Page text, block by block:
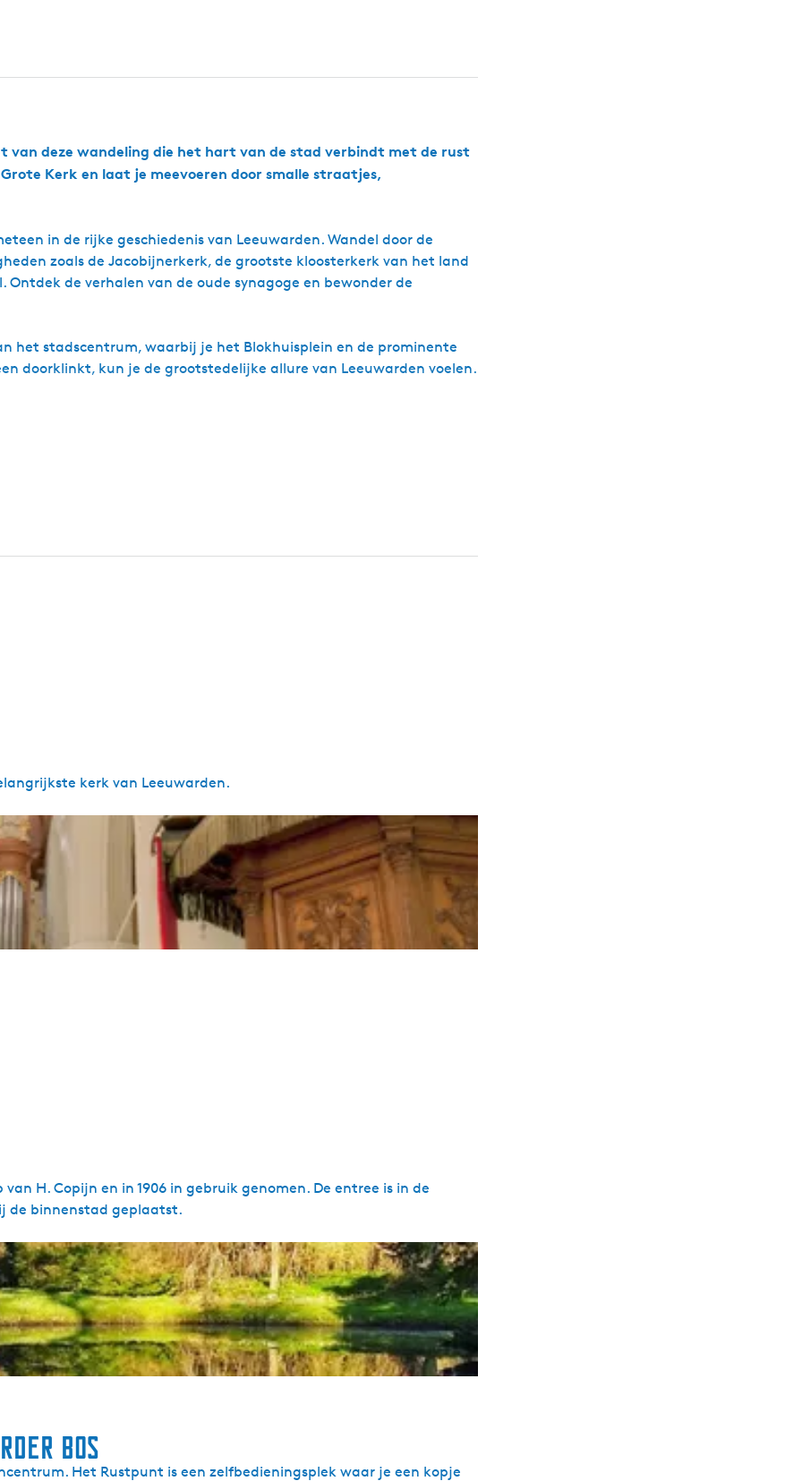
e
n
B
o
v
P
r
e
t
u
n
van deze wandeling die het hart van de stad verbindt met de rust
Kerk en laat je meevoeren door smalle straatjes,
in de rijke geschiedenis van Leeuwarden. Wandel door de
zoals de Jacobijnerkerk, de grootste kloosterkerk van het land
de verhalen van de oude synagoge en bewonder de
het stadscentrum, waarbij je het Blokhuisplein en de prominente
doorklinkt, kun je de grootstedelijke allure van Leeuwarden voelen.
kerk van Leeuwarden.
H. Copijn en in 1906 in gebruik genomen. De entree is in de
de binnenstad geplaatst.
Bos
Het Rustpunt is een zelfbedieningsplek waar je een kopje